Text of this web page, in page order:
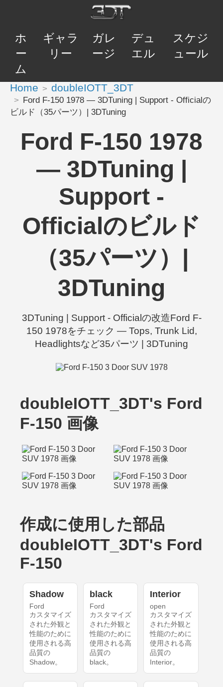
ホ
ー
ム
ギャラ
リー
ガレ
ージ
デュ
エル
スケジ
ュール
Home doubleIOTT_3DT
Ford F-150 1978 — 3DTuning | Support - Officialの
ビルド（35パーツ）| 3DTuning
Ford F-150 1978
— 3DTuning |
Support -
Officialのビルド
（35パーツ）|
3DTuning
3DTuning | Support - Officialの改造Ford F-
150 1978をチェック — Tops, Trunk Lid,
Headlightsなど35パーツ | 3DTuning
doubleIOTT_3DT's Ford
F-150 画像
作成に使用した部品
doubleIOTT_3DT's Ford
F-150
Shadow
Ford
カスタマイズ
された外観と
性能のために
使用される高
品質の
Shadow。
black
Ford
カスタマイズ
された外観と
性能のために
使用される高
品質の
black。
Interior
open
カスタマイズ
された外観と
性能のために
使用される高
品質の
Interior。